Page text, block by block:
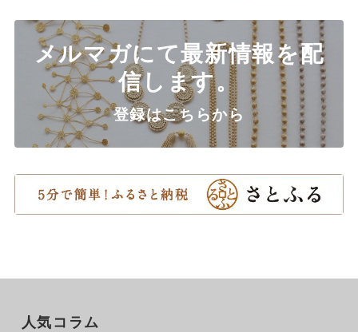
メルマガにて最新情報を配
信します。
登録はこちらから
人気コラム